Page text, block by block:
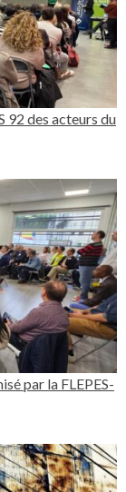
92 des acteurs du
par la FLEPES-